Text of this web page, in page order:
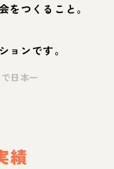
をつくること。
ョンです。
日本一
績